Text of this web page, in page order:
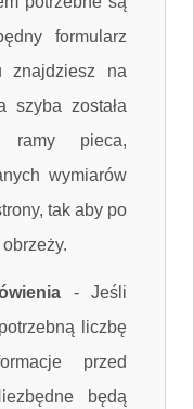
formularz
znajdziesz na
szyba została
ramy pieca,
wymiarów
tak aby po
-Jeśli
liczbę
przed
będą